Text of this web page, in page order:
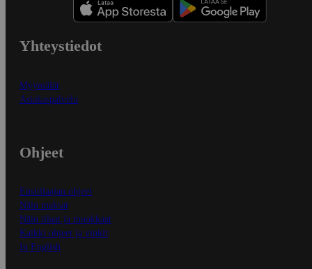
Yhteystiedot
Myymälät
Asiakaspalvelu
Ohjeet
Ensitilaajan ohjeet
Näin maksat
Näin tilaat ja muokkaat
Kaikki ohjeet ja vinkit
In English